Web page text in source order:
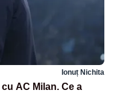
Ionuț Nichita
AC Milan. Ce a